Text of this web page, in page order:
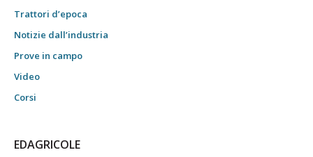
Trattori d’epoca
Notizie dall’industria
Prove in campo
Video
Corsi
EDAGRICOLE